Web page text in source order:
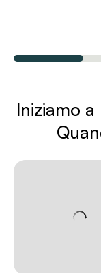
Iniziamo